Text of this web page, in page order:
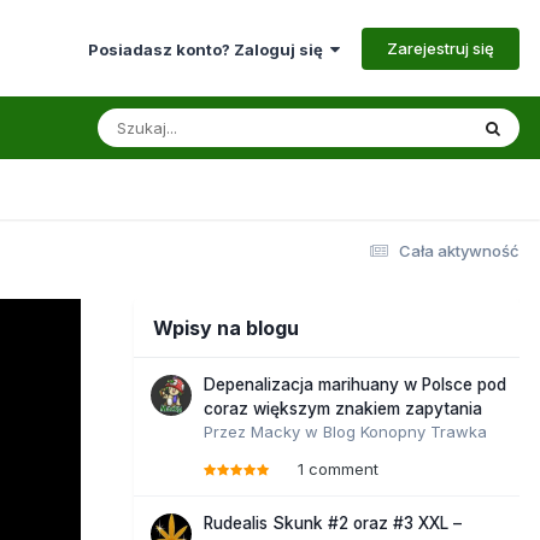
Posiadasz konto? Zaloguj się Zarejestruj się
Cała aktywność
Wpisy na blogu
Depenalizacja marihuany w Polsce pod
coraz większym znakiem zapytania
Przez Macky w Blog Konopny Trawka
1 comment
Rudealis Skunk #2 oraz #3 XXL –